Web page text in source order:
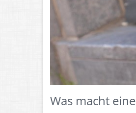
Was macht